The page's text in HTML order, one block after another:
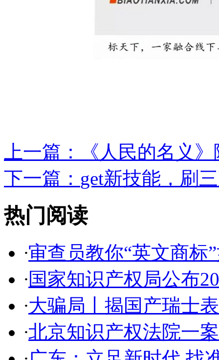
上一篇：
《人民的名义
下一篇： get新技能，刷
热门阅读
·审查员教你“英文商标
·国家知识产权局公布
·大骗局丨揭国产瑞士
·北京知识产权法院一